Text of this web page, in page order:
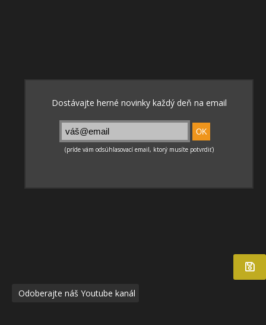
Odoberajte náš Youtube kanál